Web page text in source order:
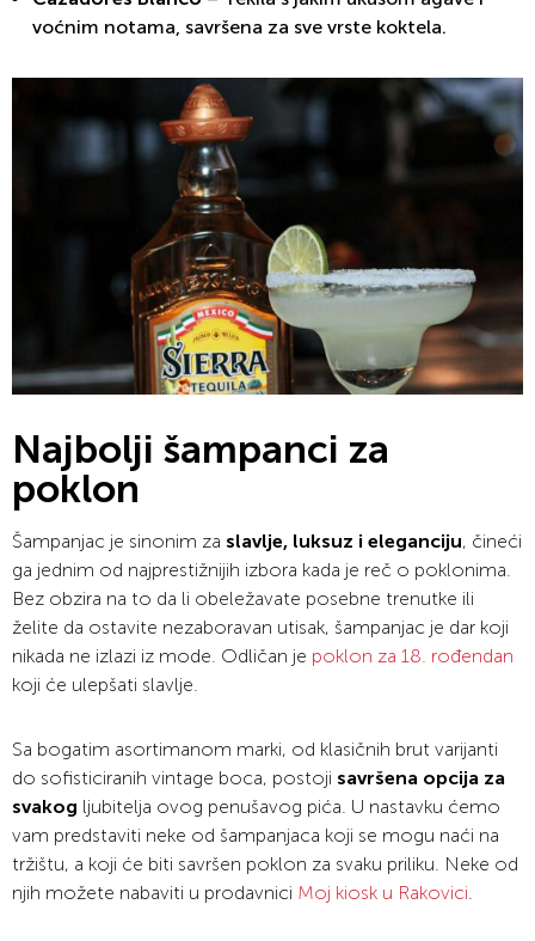
voćnim notama, savršena za sve vrste koktela.
Najbolji šampanci za
poklon
Šampanjac je sinonim za slavlje, luksuz i eleganciju, čineći
ga jednim od najprestižnijih izbora kada je reč o poklonima.
Bez obzira na to da li obeležavate posebne trenutke ili
želite da ostavite nezaboravan utisak, šampanjac je dar koji
nikada ne izlazi iz mode. Odličan je poklon za 18. rođendan
koji će ulepšati slavlje.
Sa bogatim asortimanom marki, od klasičnih brut varijanti
do sofisticiranih vintage boca, postoji savršena opcija za
svakog ljubitelja ovog penušavog pića. U nastavku ćemo
vam predstaviti neke od šampanjaca koji se mogu naći na
tržištu, a koji će biti savršen poklon za svaku priliku. Neke od
njih možete nabaviti u prodavnici Moj kiosk u Rakovici